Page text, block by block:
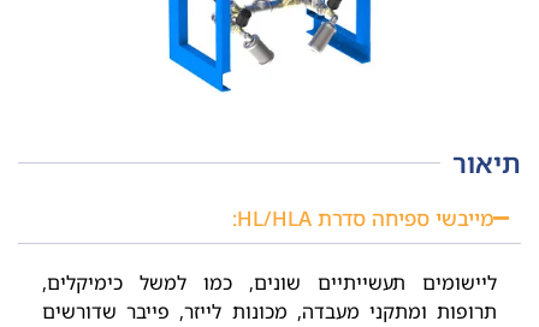
תיאור
מייבשי ספיחה סדרת HL/HLA:
ליישומים תעשייתיים שונים, כמו למשל כימיקלים,
תרופות ומתקני מעבדה, מכונות לייזר, פייבר שדורשים